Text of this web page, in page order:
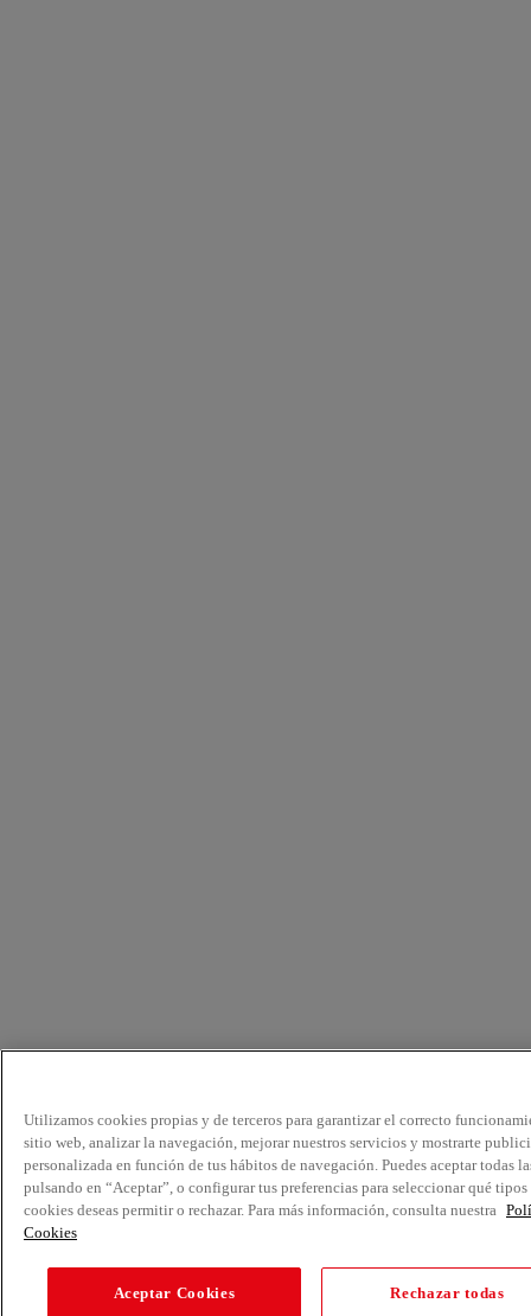
Utilizamos cookies propias y de terceros para garantizar el correcto
sitio web, analizar la navegación, mejorar nuestros servicios y mostrarte
personalizada en función de tus hábitos de navegación. Puedes aceptar todas
pulsando en “Aceptar”, o configurar tus preferencias para seleccionar qué tipos
cookies deseas permitir o rechazar. Para más información, consulta nuestra
Cookies
Aceptar Cookies Rechazar todas